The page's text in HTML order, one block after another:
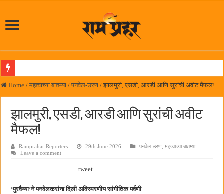
आमदार प्रशांत ठाकूर यांच्या उपस्थितीत विद्यार्थ्यांना रेनकोट, शिक्षकांना छत्री वाटप
समाजप्रिय नेतृत्व आमदार प्रशांत ठाकूर यांच्या वाढदिवसानिमित्त राज्यभरातून शुभेच्छांचा वर्षाव
पनवेलमध्ये ८ ऑगस्टला महारोजगार मेळावा
सर्वात मोठ्या दिवाळी अंक स्पर्धेचा निकाल जाहीर
Home / महत्वाच्या बातम्या / पनवेल-उरण / झालमुरी, एसडी, आरडी आणि सुरांची अवीट मैफल!
झालमुरी, एसडी, आरडी आणि सुरांची अवीट
मैफल!
Ramprahar Reporters 29th June 2026 पनवेल-उरण ,महत्वाच्या बातम्या
Leave a comment
tweet
‌‘पुरवैय्या‌’ने पनवेलकरांना दिली अविस्मरणीय सांगीतिक पर्वणी